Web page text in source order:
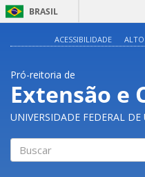
BRASIL
ACESSIBILIDADE
Pró-reitoria de
Extensão e
UNIVERSIDADE FEDERAL